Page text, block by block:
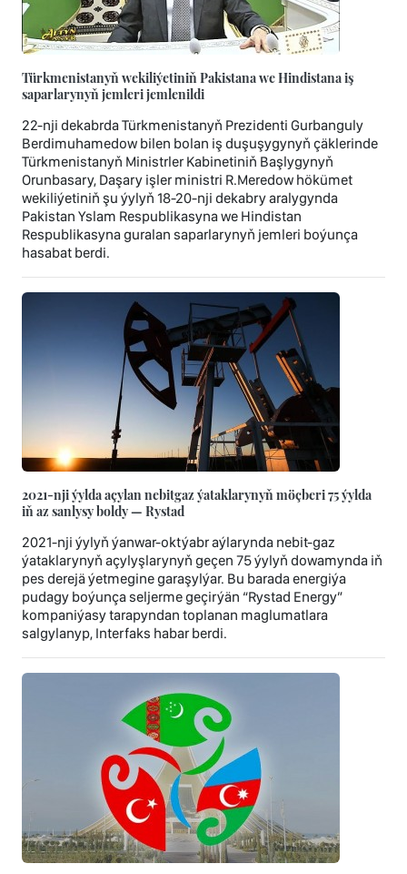
Türkmenistanyň wekiliýetiniň Pakistana we Hindistana iş
saparlarynyň jemleri jemlenildi
22-nji dekabrda Türkmenistanyň Prezidenti Gurbanguly
Berdimuhamedow bilen bolan iş duşuşygynyň çäklerinde
Türkmenistanyň Ministrler Kabinetiniň Başlygynyň
Orunbasary, Daşary işler ministri R.Meredow hökümet
wekiliýetiniň şu ýylyň 18-20-nji dekabry aralygynda
Pakistan Yslam Respublikasyna we Hindistan
Respublikasyna guralan saparlarynyň jemleri boýunça
hasabat berdi.
2021-nji ýylda açylan nebitgaz ýataklarynyň möçberi 75 ýylda
iň az sanlysy boldy — Rystad
2021-nji ýylyň ýanwar-oktýabr aýlarynda nebit-gaz
ýataklarynyň açylyşlarynyň geçen 75 ýylyň dowamynda iň
pes derejä ýetmegine garaşylýar. Bu barada energiýa
pudagy boýunça seljerme geçirýän “Rystad Energy”
kompaniýasy tarapyndan toplanan maglumatlara
salgylanyp, Interfaks habar berdi.